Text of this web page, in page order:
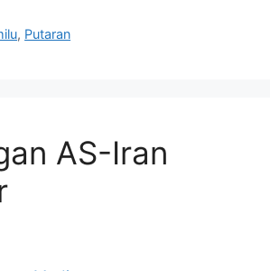
, Putaran
AS-Iran